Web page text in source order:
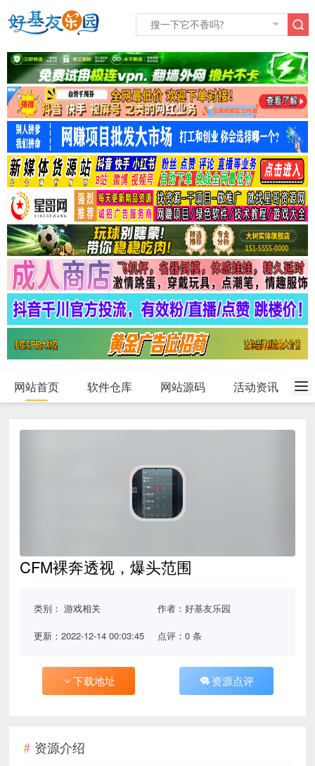
网站首页 软件仓库 网站源码 活动资讯
CFM裸奔透视，爆头范围
类别：游戏相关 作者：好基友乐园
更新：2022-12-14 00:03:45 点评：0 条
下载地址 资源点评
资源介绍